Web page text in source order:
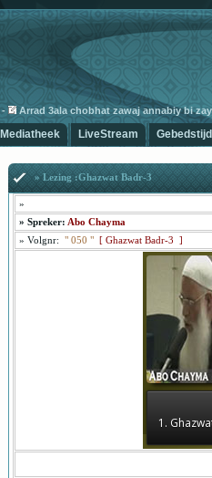
Arrad 3ala chobhat zawaj annabiy bi
Mediatheek LiveStream
» Lezing :Ghazwat Badr-3
»
» Spreker: Abo Chayma
» Volgnr: " 050 " [ Ghazwat Badr-3 ]
1.